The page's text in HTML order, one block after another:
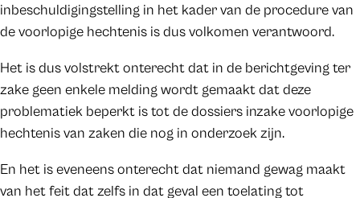
inbeschuldigingstelling in het kader van de procedure van
de voorlopige hechtenis is dus volkomen verantwoord.
Het is dus volstrekt onterecht dat in de berichtgeving ter
zake geen enkele melding wordt gemaakt dat deze
problematiek beperkt is tot de dossiers inzake voorlopige
hechtenis van zaken die nog in onderzoek zijn.
En het is eveneens onterecht dat niemand gewag maakt
van het feit dat zelfs in dat geval een toelating tot